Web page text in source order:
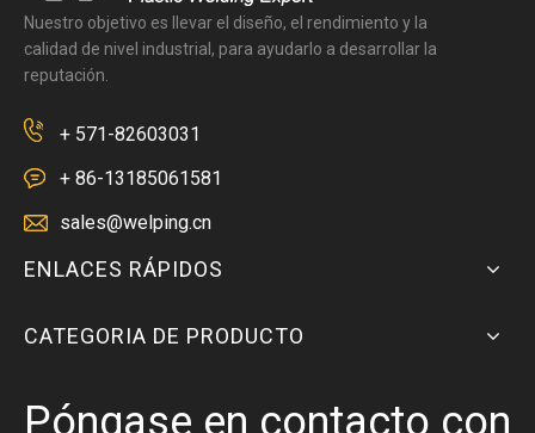
Nuestro objetivo es llevar el diseño, el rendimiento y la
calidad de nivel industrial, para ayudarlo a desarrollar la
reputación.
+ 571-82603031
+ 86-13185061581
sales@welping.cn
ENLACES RÁPIDOS
CATEGORIA DE PRODUCTO
Póngase en contacto con